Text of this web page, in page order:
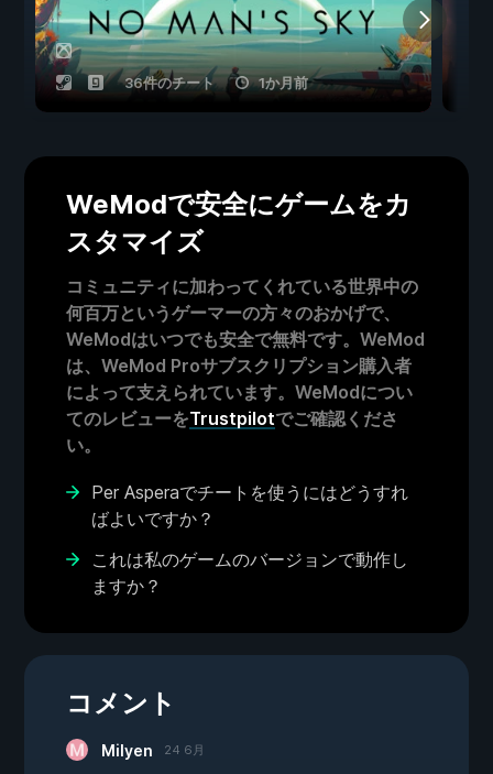
36件のチート 1か月前
WeModで安全にゲームをカ
スタマイズ
コミュニティに加わってくれている世界中の
何百万というゲーマーの方々のおかげで、
WeModはいつでも安全で無料です。WeMod
は、WeMod Proサブスクリプション購入者
によって支えられています。WeModについ
てのレビューをTrustpilotでご確認くださ
い。
Per Asperaでチートを使うにはどうすれ
ばよいですか？
これは私のゲームのバージョンで動作し
ますか？
コメント
Milyen 24 6月